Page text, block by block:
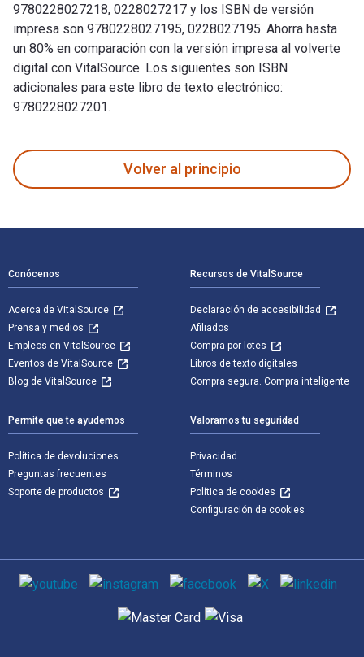
9780228027218, 0228027217 y los ISBN de versión
impresa son 9780228027195, 0228027195. Ahorra hasta
un 80% en comparación con la versión impresa al volverte
digital con VitalSource. Los siguientes son ISBN
adicionales para este libro de texto electrónico:
9780228027201.
Volver al principio
Conócenos
Acerca de VitalSource
Prensa y medios
Empleos en VitalSource
Eventos de VitalSource
Blog de VitalSource
Recursos de VitalSource
Declaración de accesibilidad
Afiliados
Compra por lotes
Libros de texto digitales
Compra segura. Compra inteligente
Permite que te ayudemos
Política de devoluciones
Preguntas frecuentes
Soporte de productos
Valoramos tu seguridad
Privacidad
Términos
Política de cookies
Configuración de cookies
Medios de comunicación social
Métodos de pago admitidos